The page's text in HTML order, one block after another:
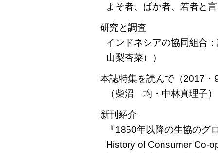
よそ者、ばか者、若者と
研究と調査
インドネシアの協同組合
山梨杏菜））
本誌特集を読んで（2017・
（柴沼 均・中林真理子）
新刊紹介
『1850年以降の生協のグ
History of Consumer Co-